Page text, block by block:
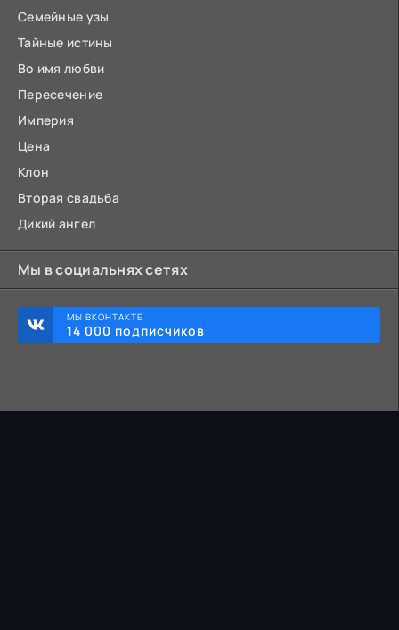
Семейные узы
Тайные истины
Во имя любви
Пересечение
Империя
Цена
Клон
Вторая свадьба
Дикий ангел
Мы в социальнях сетях
МЫ ВКОНТАКТЕ
14 000 подписчиков